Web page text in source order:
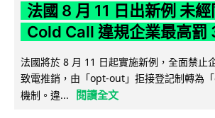
法國 8 月 11 日出新例 未
Cold Call 違規企業最高罰
法國將於 8 月 11 日起實施新例，全面禁止
致電推銷，由「opt-out」拒接登記制轉為
機制。違...
閱讀全文